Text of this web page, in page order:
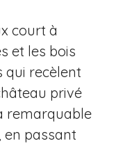
court à
et les bois
recèlent
privé
remarquable
en passant